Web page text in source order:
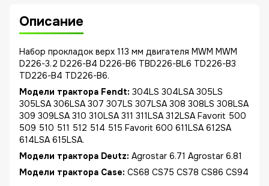
Описание
Набор прокладок верх 113 мм двигателя MWM MWM
D226-3.2 D226-B4 D226-B6 TBD226-BL6 TD226-B3
TD226-B4 TD226-B6.
Модели трактора Fendt: 304LS 304LSA 305LS
305LSA 306LSA 307 307LS 307LSA 308 308LS 308LSA
309 309LSA 310 310LSA 311 311LSA 312LSA Favorit 500
509 510 511 512 514 515 Favorit 600 611LSA 612SA
614LSA 615LSA.
Модели трактора Deutz: Agrostar 6.71 Agrostar 6.81
Модели трактора Case: CS68 CS75 CS78 CS86 CS94